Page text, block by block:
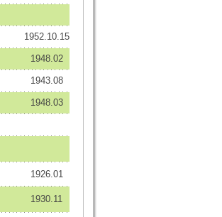
1952.10.15
1948.02
1943.08
1948.03
1926.01
1930.11